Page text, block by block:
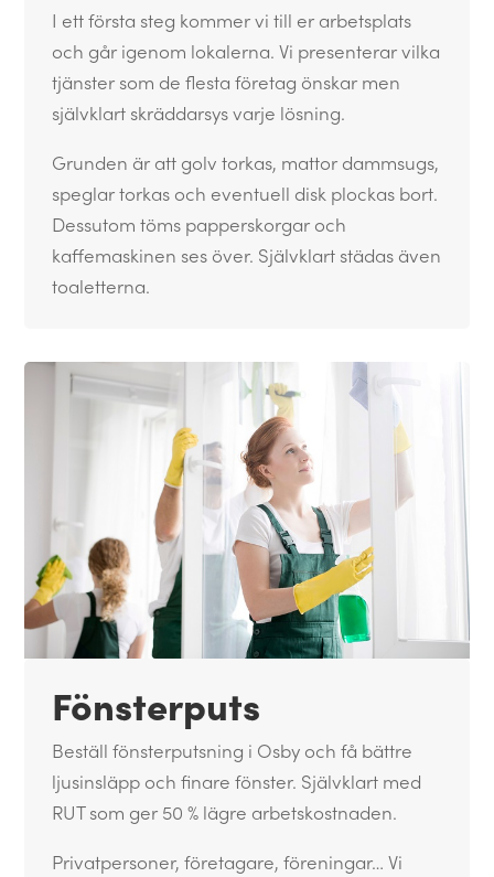
I ett första steg kommer vi till er arbetsplats
och går igenom lokalerna. Vi presenterar vilka
tjänster som de flesta företag önskar men
självklart skräddarsys varje lösning.
Grunden är att golv torkas, mattor dammsugs,
speglar torkas och eventuell disk plockas bort.
Dessutom töms papperskorgar och
kaffemaskinen ses över. Självklart städas även
toaletterna.
Fönsterputs
Beställ fönsterputsning i Osby och få bättre
ljusinsläpp och finare fönster. Självklart med
RUT som ger 50 % lägre arbetskostnaden.
Privatpersoner, företagare, föreningar… Vi